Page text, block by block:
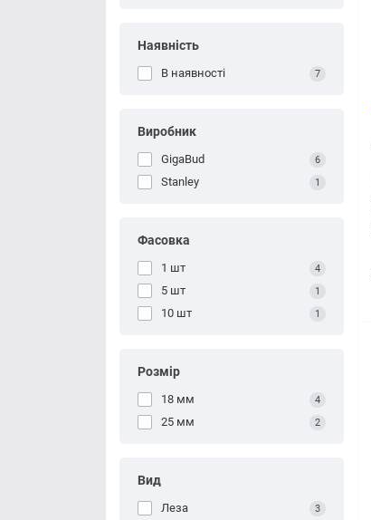
Наявність
В наявності 7
Виробник
GigaBud 6
Stanley 1
Фасовка
1 шт 4
5 шт 1
10 шт 1
Розмір
18 мм 4
25 мм 2
Вид
Леза 3